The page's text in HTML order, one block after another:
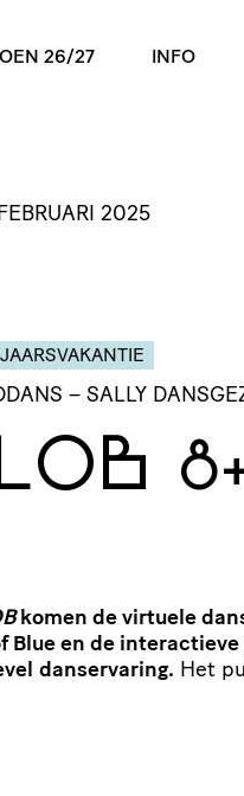
26/27 INFO
2025
– SALLY
komen de virtuele
Blue en de
danservaring. Het